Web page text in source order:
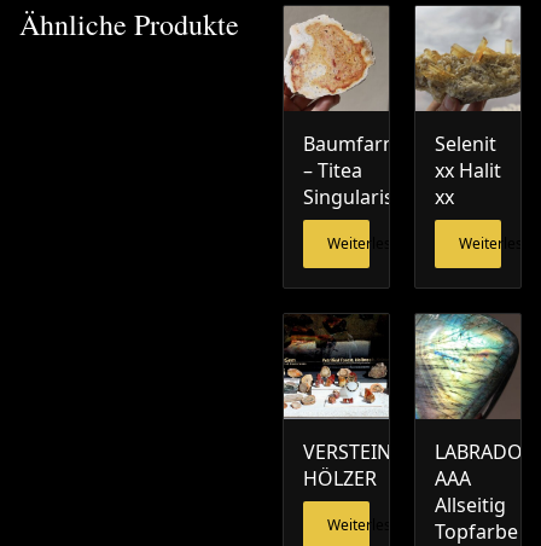
Ähnliche Produkte
Baumfarn
– Titea
Singularis
Weiterlesen
Selenit
xx Halit
xx
Weiterlesen
VERSTEINERTE
HÖLZER
Weiterlesen
AAA
Allseitig
Topfarbe